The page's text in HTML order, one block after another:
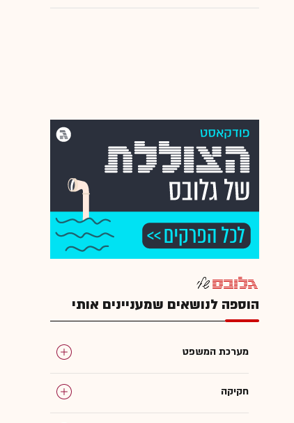
הוספה לנושאים שמעניינים אותי
מערכת המשפט
חקיקה